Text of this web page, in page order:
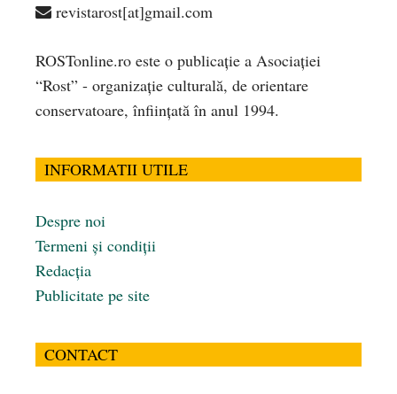
revistarost[at]gmail.com
ROSTonline.ro este o publicaţie a Asociaţiei
“Rost” - organizaţie culturală, de orientare
conservatoare, înfiinţată în anul 1994.
INFORMATII UTILE
Despre noi
Termeni și condiții
Redacția
Publicitate pe site
CONTACT